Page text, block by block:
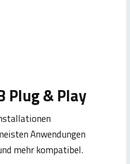
Plug & Play
Anwendungen
mehr kompatibel.